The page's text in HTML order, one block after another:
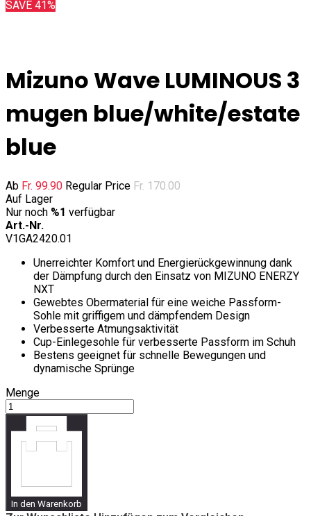
SAVE 41%
Mizuno Wave LUMINOUS 3
mugen blue/white/estate
blue
Ab Fr. 99.90 Regular Price Fr. 170.00
Auf Lager
Nur noch %1 verfügbar
Art.-Nr.
V1GA2420.01
Unerreichter Komfort und Energierückgewinnung dank
der Dämpfung durch den Einsatz von MIZUNO ENERZY
NXT
Gewebtes Obermaterial für eine weiche Passform-
Sohle mit griffigem und dämpfendem Design
Verbesserte Atmungsaktivität
Cup-Einlegesohle für verbesserte Passform im Schuh
Bestens geeignet für schnelle Bewegungen und
dynamische Sprünge
Menge
In den Warenkorb